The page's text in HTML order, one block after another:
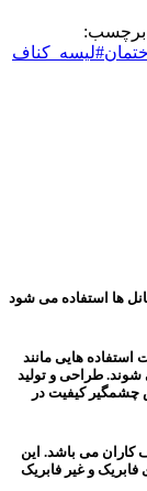
برچسب:
ها استفاده می شود
30 و 50 سانتیمتری جهت استفاده‌ هایى مانند
طراحی و تولید
چشمگیر کیفیت در
کاران می باشد. این
و غیر فابریک